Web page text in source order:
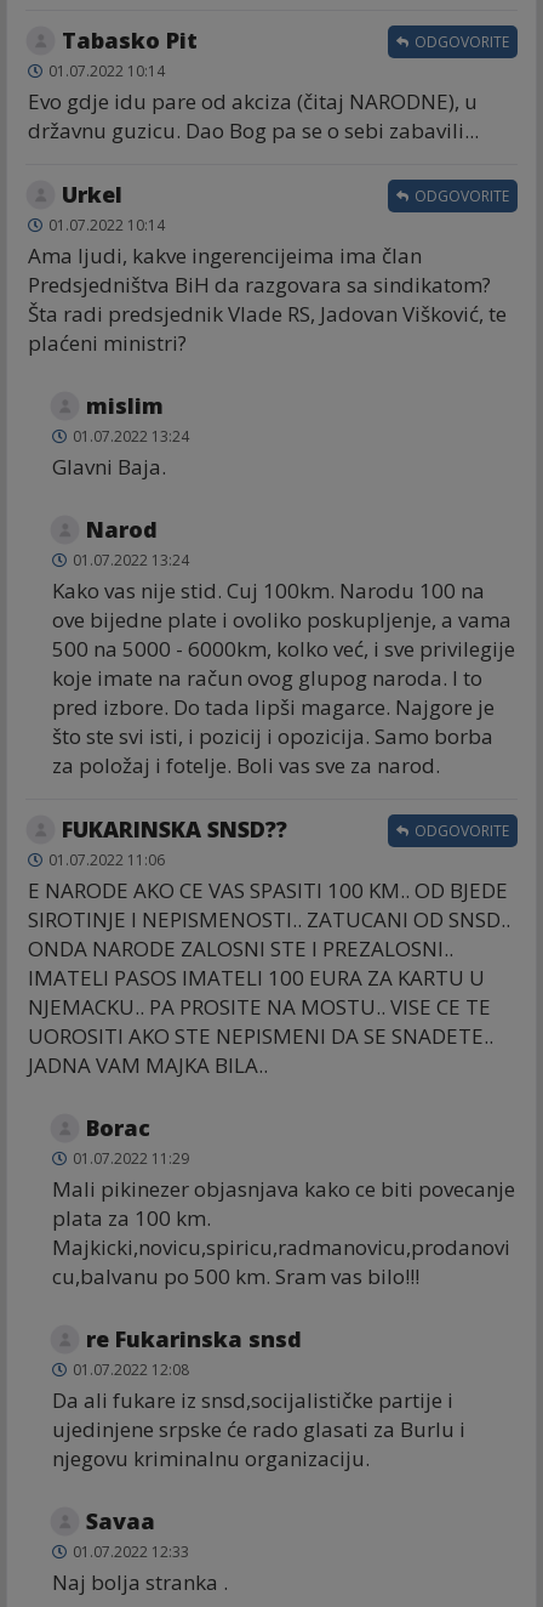
Tabasko Pit
01.07.2022 10:14
Evo gdje idu pare od akciza (čitaj NARODNE), u
državnu guzicu. Dao Bog pa se o sebi zabavili...
ODGOVORITE
Urkel
01.07.2022 10:14
Ama ljudi, kakve ingerencijeima ima član
Predsjedništva BiH da razgovara sa sindikatom?
Šta radi predsjednik Vlade RS, Jadovan Višković, te
plaćeni ministri?
ODGOVORITE
mislim
01.07.2022 13:24
Glavni Baja.
Narod
01.07.2022 13:24
Kako vas nije stid. Cuj 100km. Narodu 100 na
ove bijedne plate i ovoliko poskupljenje, a vama
500 na 5000 - 6000km, kolko već, i sve privilegije
koje imate na račun ovog glupog naroda. I to
pred izbore. Do tada lipši magarce. Najgore je
što ste svi isti, i pozicij i opozicija. Samo borba
za položaj i fotelje. Boli vas sve za narod.
FUKARINSKA SNSD??
01.07.2022 11:06
E NARODE AKO CE VAS SPASITI 100 KM.. OD BJEDE
SIROTINJE I NEPISMENOSTI.. ZATUCANI OD SNSD..
ONDA NARODE ZALOSNI STE I PREZALOSNI..
IMATELI PASOS IMATELI 100 EURA ZA KARTU U
NJEMACKU.. PA PROSITE NA MOSTU.. VISE CE TE
UOROSITI AKO STE NEPISMENI DA SE SNADETE..
JADNA VAM MAJKA BILA..
ODGOVORITE
Borac
01.07.2022 11:29
Mali pikinezer objasnjava kako ce biti povecanje
plata za 100 km.
Majkicki,novicu,spiricu,radmanovicu,prodanovi
cu,balvanu po 500 km. Sram vas bilo!!!
re Fukarinska snsd
01.07.2022 12:08
Da ali fukare iz snsd,socijalističke partije i
ujedinjene srpske će rado glasati za Burlu i
njegovu kriminalnu organizaciju.
Savaa
01.07.2022 12:33
Naj bolja stranka .